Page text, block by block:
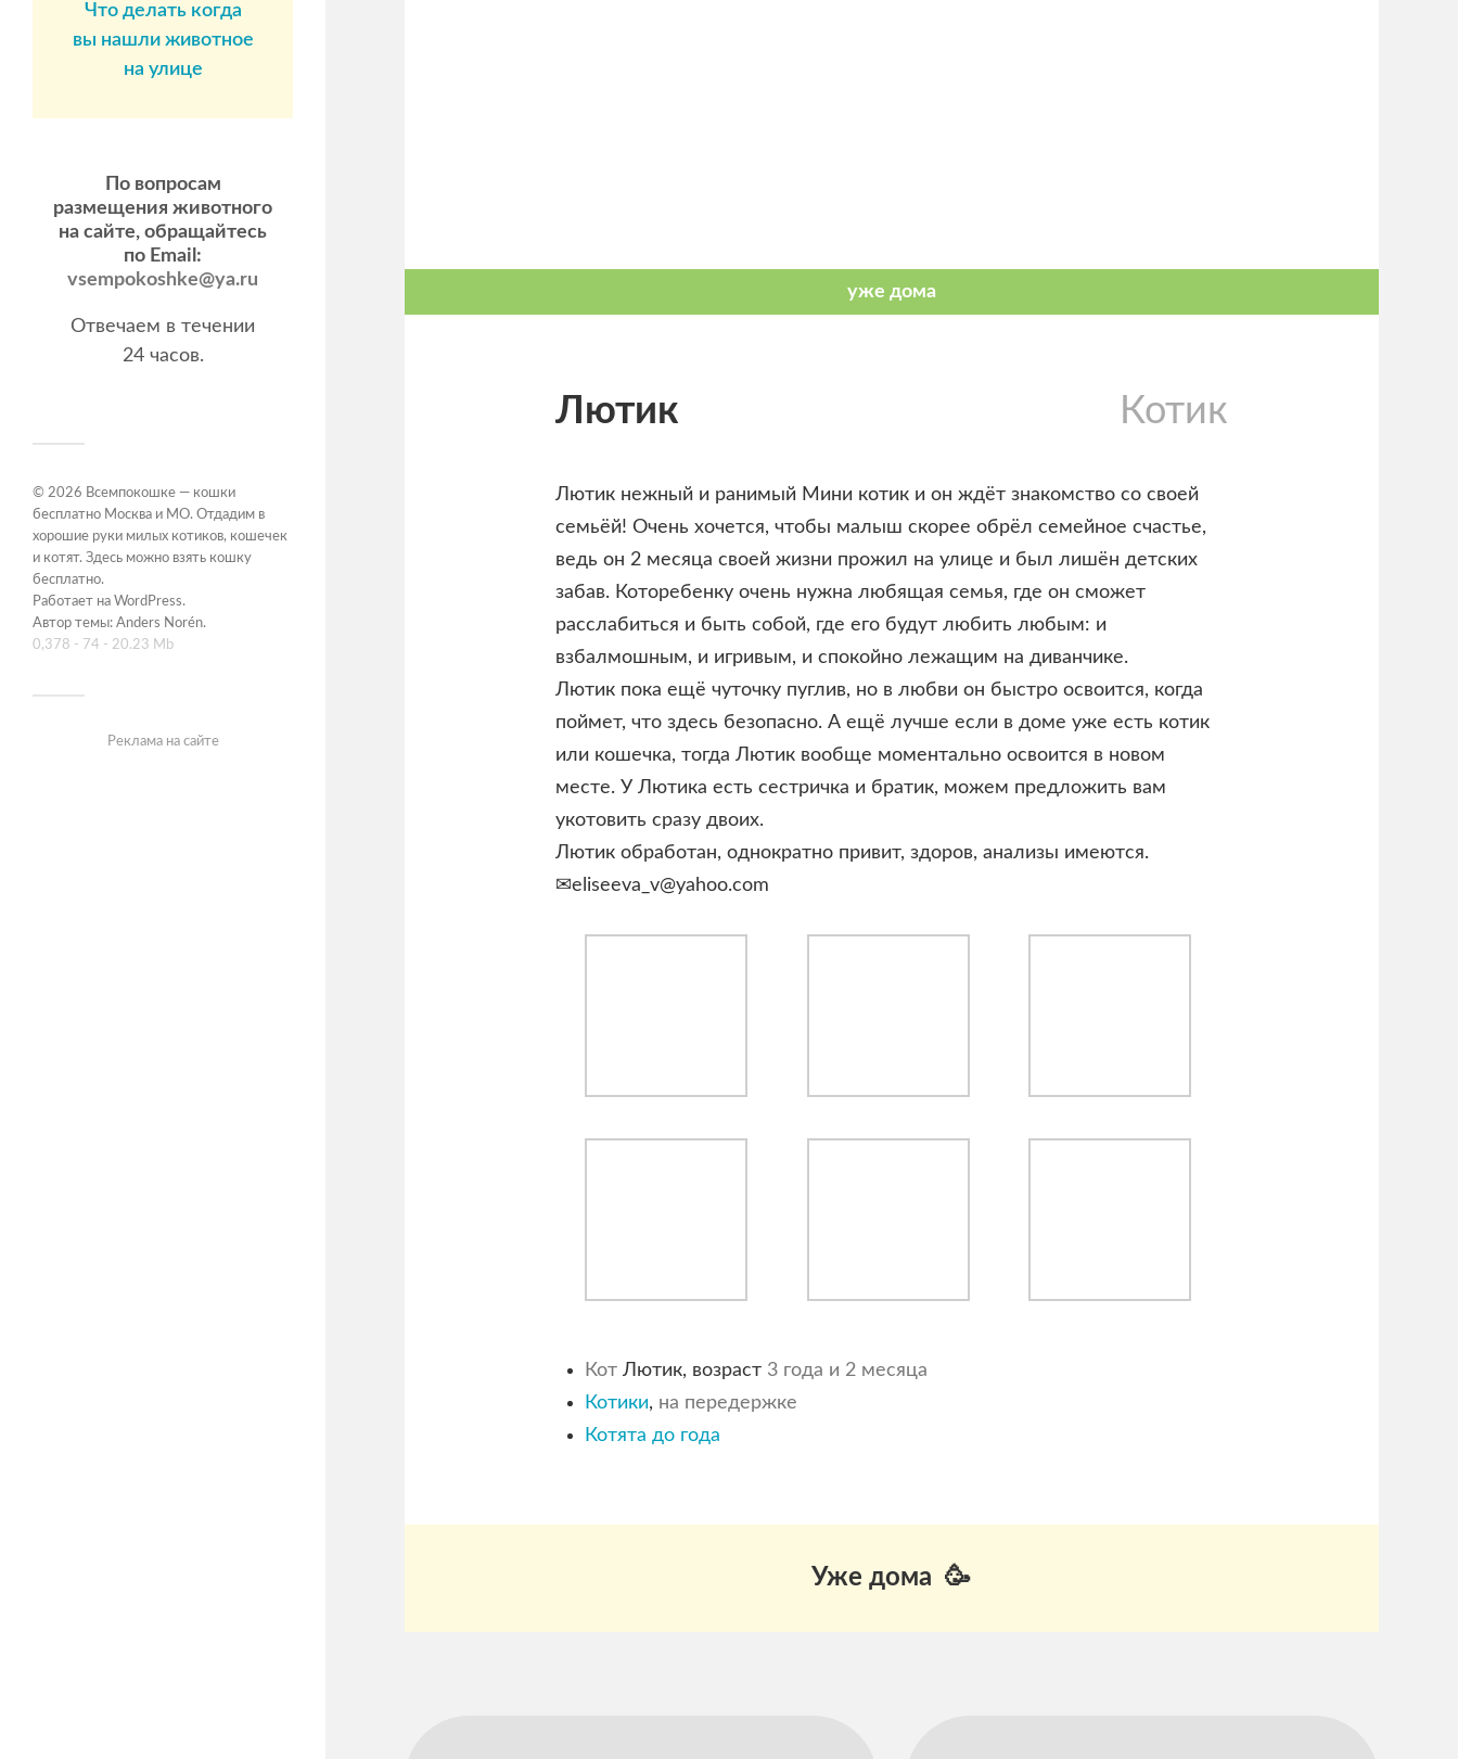
Что делать когда
вы нашли животное
на улице
По вопросам
размещения животного
на сайте, обращайтесь
по Email:
vsempokoshke@ya.ru
Отвечаем в течении
24 часов.
© 2026 Всемпокошке — кошки
бесплатно Москва и МО. Отдадим в
хорошие руки милых котиков, кошечек
и котят. Здесь можно взять кошку
бесплатно.
Работает на WordPress.
Автор темы: Anders Norén.
0,378 - 74 - 20.23 Mb
Реклама на сайте
Котик
Лютик
Лютик нежный и ранимый Мини котик и он ждёт знакомство со своей
семьёй! Очень хочется, чтобы малыш скорее обрёл семейное счастье,
ведь он 2 месяца своей жизни прожил на улице и был лишён детских
забав. Которебенку очень нужна любящая семья, где он сможет
расслабиться и быть собой, где его будут любить любым: и
взбалмошным, и игривым, и спокойно лежащим на диванчике.
Лютик пока ещё чуточку пуглив, но в любви он быстро освоится, когда
поймет, что здесь безопасно. А ещё лучше если в доме уже есть котик
или кошечка, тогда Лютик вообще моментально освоится в новом
месте. У Лютика есть сестричка и братик, можем предложить вам
укотовить сразу двоих.
Лютик обработан, однократно привит, здоров, анализы имеются.
✉eliseeva_v@yahoo.com
КотЛютик, возраст 3 года и 2 месяца
Котики, на передержке
Котята до года
Уже дома 🥳